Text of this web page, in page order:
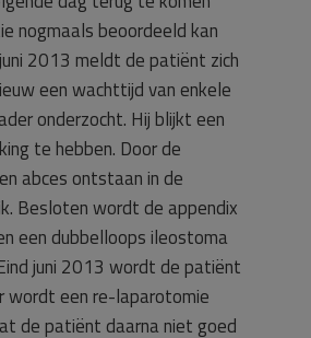
nogmaals beoordeeld kan
2013 meldt de patiënt zich
een wachttijd van enkele
onderzocht. Hij blijkt een
te hebben. Door de
abces ontstaan in de
Besloten wordt de appendix
een dubbelloops ileostoma
juni 2013 wordt de patiënt
wordt een re-laparotomie
de patiënt daarna niet goed